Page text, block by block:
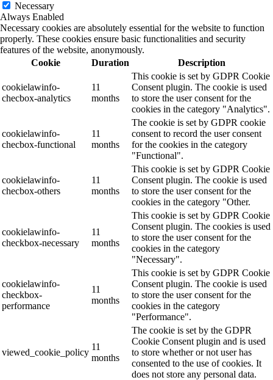
Necessary
Always Enabled
Necessary cookies are absolutely essential for the website to function
properly. These cookies ensure basic functionalities and security
features of the website, anonymously.
Cookie
Duration Description
cookielawinfo-
checbox-analytics
11
months
This cookie is set by GDPR Cookie
Consent plugin. The cookie is used
to store the user consent for the
cookies in the category "Analytics".
cookielawinfo-
checbox-functional
11
months
The cookie is set by GDPR cookie
consent to record the user consent
for the cookies in the category
"Functional".
cookielawinfo-
checbox-others
11
months
This cookie is set by GDPR Cookie
Consent plugin. The cookie is used
to store the user consent for the
cookies in the category "Other.
cookielawinfo-
checkbox-necessary
11
months
This cookie is set by GDPR Cookie
Consent plugin. The cookies is used
to store the user consent for the
cookies in the category
"Necessary".
cookielawinfo-
checkbox-
performance
11
months
This cookie is set by GDPR Cookie
Consent plugin. The cookie is used
to store the user consent for the
cookies in the category
"Performance".
viewed_cookie_policy
11
months
The cookie is set by the GDPR
Cookie Consent plugin and is used
to store whether or not user has
consented to the use of cookies. It
does not store any personal data.